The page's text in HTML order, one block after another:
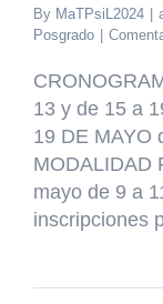
By MaTPsiL2024
Posgrado
13 y de 15 a
19 DE MAYO
MODALIDAD
mayo de 9 a
inscripciones